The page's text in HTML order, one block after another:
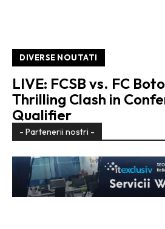
DIVERSE NOUTATI
LIVE: FCSB vs. FC
Thrilling Clash in
Qualifier
- Partenerii nostri -